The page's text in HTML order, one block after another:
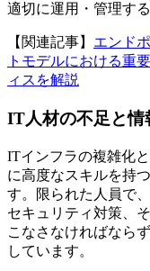
適切に運用・管理す
【関連記事】 エンド
トモデルにおける重
ィスを解説
IT人材の不足と情
ITインフラの複雑化
に高度なスキルを持
す。限られた人員で
セキュリティ対策、
こなさなければなら
しています。